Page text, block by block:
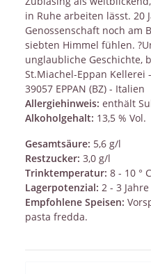
in Ruhe arbeiten lässt. 20
Genossenschaft noch am
siebten Himmel fühlen.
unglaubliche Geschichte,
St.Miachel-Eppan Kellerei
39057 EPPAN (BZ) - Italien
Allergiehinweis: enthält
Alkoholgehalt: 13,5 % Vol.
Gesamtsäure: 5,6 g/l
Restzucker: 3,0 g/l
Trinktemperatur: 8 - 10 ° C
Lagerpotenzial: 2 - 3 Jahre
Empfohlene Speisen:
pasta fredda.